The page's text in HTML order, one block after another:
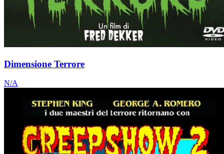
Dimensione Terrore
N/A